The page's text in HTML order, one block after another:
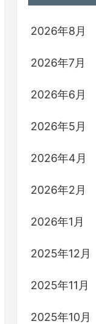
2026年8月
2026年7月
2026年6月
2026年5月
2026年4月
2026年2月
2026年1月
2025年12月
2025年11月
2025年10月